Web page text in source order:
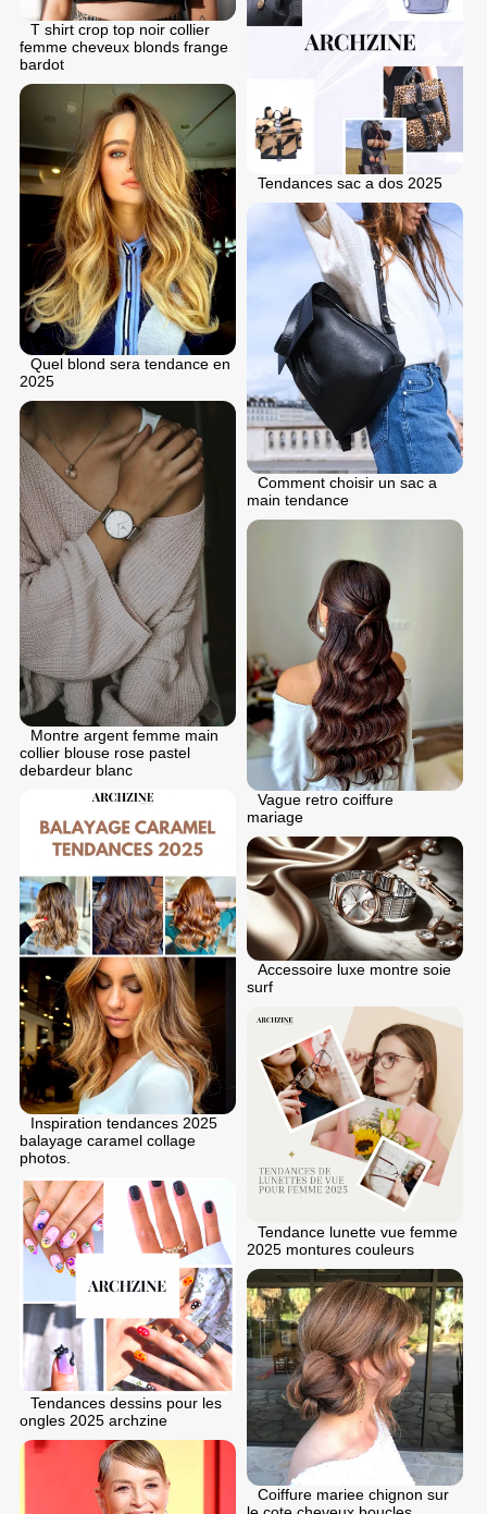
T shirt crop top noir collier
femme cheveux blonds frange
bardot
Tendances sac a dos 2025
Quel blond sera tendance en
2025
Comment choisir un sac a
main tendance
Montre argent femme main
collier blouse rose pastel
debardeur blanc
Vague retro coiffure
mariage
Inspiration tendances 2025
balayage caramel collage
photos.
Accessoire luxe montre soie
surf
Tendance lunette vue femme
2025 montures couleurs
Tendances dessins pour les
ongles 2025 archzine
Coiffure mariee chignon sur